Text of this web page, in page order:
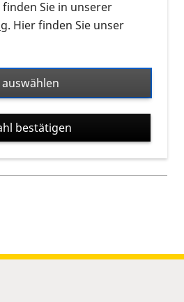
for-
zum Termin
– 08.04.2023, 12:00 Uhr
Sie in unserer
. Hier finden Sie unser
auswählen
bestätigen